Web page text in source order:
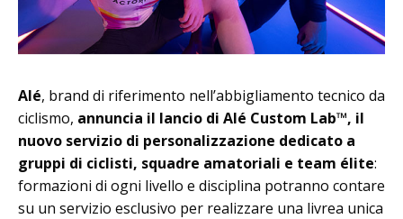
Alé, brand di riferimento nell’abbigliamento tecnico da
ciclismo, annuncia il lancio di Alé Custom Lab™, il
nuovo servizio di personalizzazione dedicato a
gruppi di ciclisti, squadre amatoriali e team élite:
formazioni di ogni livello e disciplina potranno contare
su un servizio esclusivo per realizzare una livrea unica